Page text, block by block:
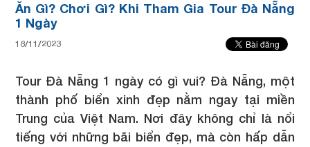
Ăn Gì? Chơi Gì? Khi Tham Gia Tour Đà Nẵng
1 Ngày
18/11/2023
Tour Đà Nẵng 1 ngày có gì vui? Đà Nẵng, một
thành phố biển xinh đẹp nằm ngay tại miền
Trung của Việt Nam. Nơi đây không chỉ là nổi
tiếng với những bãi biển đẹp, mà còn hấp dẫn